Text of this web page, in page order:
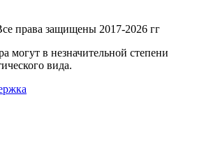
права защищены 2017-2026 гг
могут в незначительной степени
вида.